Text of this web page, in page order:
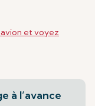
et voyez
à l’avance